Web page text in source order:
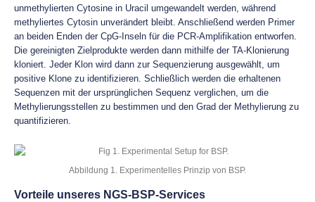
unmethylierten Cytosine in Uracil umgewandelt werden, während
methyliertes Cytosin unverändert bleibt. Anschließend werden Primer
an beiden Enden der CpG-Inseln für die PCR-Amplifikation entworfen.
Die gereinigten Zielprodukte werden dann mithilfe der TA-Klonierung
kloniert. Jeder Klon wird dann zur Sequenzierung ausgewählt, um
positive Klone zu identifizieren. Schließlich werden die erhaltenen
Sequenzen mit der ursprünglichen Sequenz verglichen, um die
Methylierungsstellen zu bestimmen und den Grad der Methylierung zu
quantifizieren.
Abbildung 1. Experimentelles Prinzip von BSP.
Vorteile unseres NGS-BSP-Services